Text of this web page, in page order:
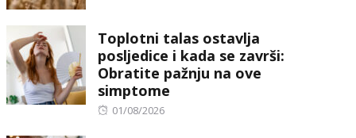
Toplotni talas ostavlja
posljedice i kada se završi:
Obratite pažnju na ove
simptome
Posted
01/08/2026